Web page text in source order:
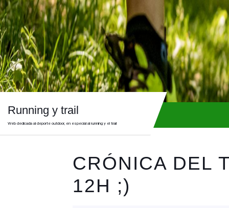
Skip
to
content
Running y trail
Web dedicada al deporte outdoor, en especial al running y el trail
CRÓNICA DEL
12H ;)